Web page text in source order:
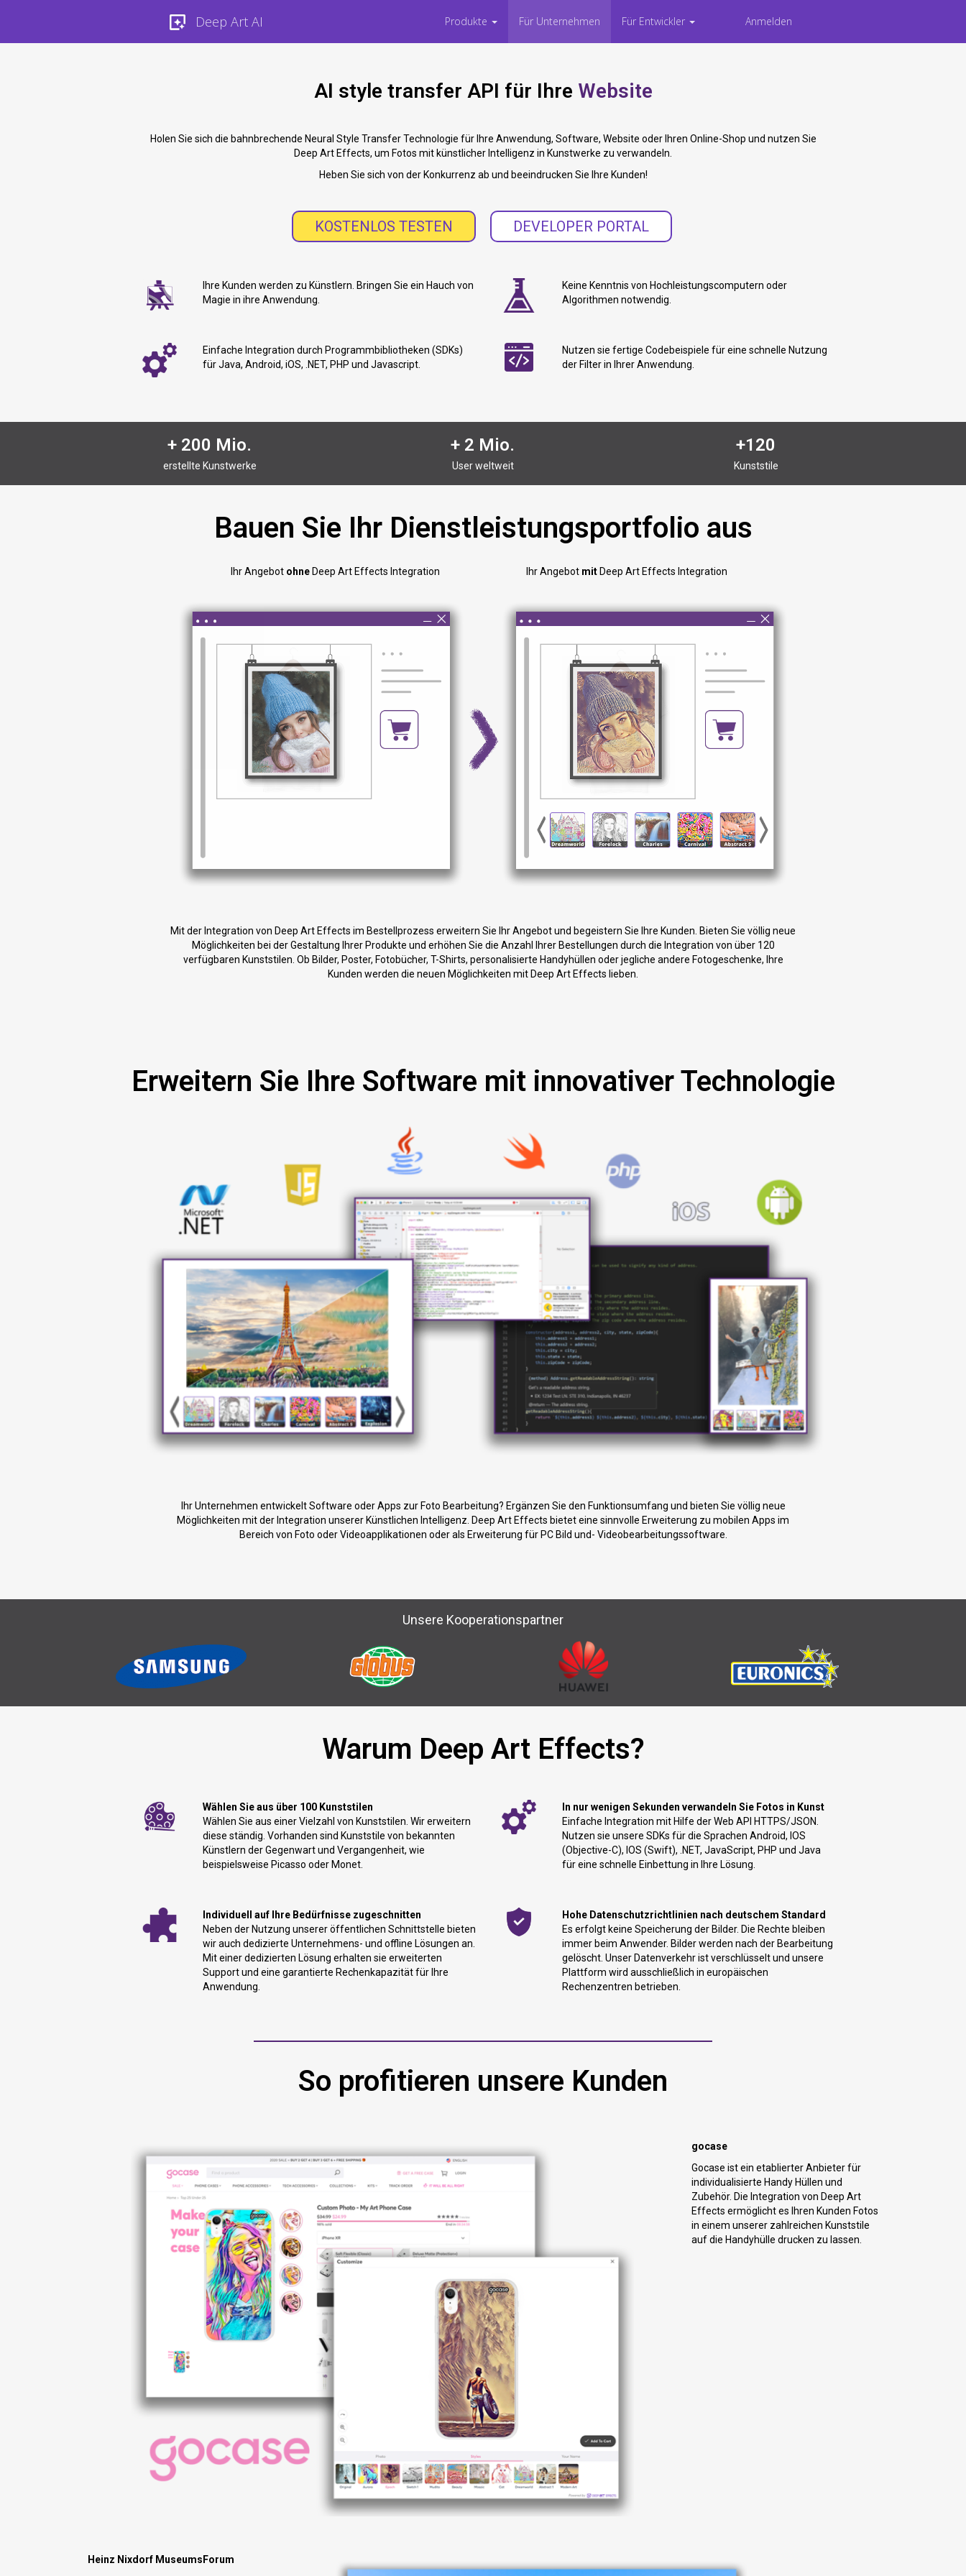
Deep Art AI Produkte Für Unternehmen Für Entwickler Anmelden
AI style transfer API für Ihre Website
Holen Sie sich die bahnbrechende Neural Style Transfer Technologie für Ihre Anwendung, Software, Website oder Ihren Online-Shop und nutzen Sie
Deep Art Effects, um Fotos mit künstlicher Intelligenz in Kunstwerke zu verwandeln.
Heben Sie sich von der Konkurrenz ab und beeindrucken Sie Ihre Kunden!
KOSTENLOS TESTEN DEVELOPER PORTAL
Ihre Kunden werden zu Künstlern. Bringen Sie ein Hauch von
Magie in ihre Anwendung.
Keine Kenntnis von Hochleistungscomputern oder
Algorithmen notwendig.
Einfache Integration durch Programmbibliotheken (SDKs)
für Java, Android, iOS, .NET, PHP und Javascript.
Nutzen sie fertige Codebeispiele für eine schnelle Nutzung
der Filter in Ihrer Anwendung.
+ 200 Mio.
erstellte Kunstwerke
+ 2 Mio.
User weltweit
+120
Kunststile
Bauen Sie Ihr Dienstleistungsportfolio aus
Ihr Angebot ohne Deep Art Effects Integration Ihr Angebot mit Deep Art Effects Integration
Mit der Integration von Deep Art Effects im Bestellprozess erweitern Sie Ihr Angebot und begeistern Sie Ihre Kunden. Bieten Sie völlig neue
Möglichkeiten bei der Gestaltung Ihrer Produkte und erhöhen Sie die Anzahl Ihrer Bestellungen durch die Integration von über 120
verfügbaren Kunststilen. Ob Bilder, Poster, Fotobücher, T-Shirts, personalisierte Handyhüllen oder jegliche andere Fotogeschenke, Ihre
Kunden werden die neuen Möglichkeiten mit Deep Art Effects lieben.
Erweitern Sie Ihre Software mit innovativer Technologie
Ihr Unternehmen entwickelt Software oder Apps zur Foto Bearbeitung? Ergänzen Sie den Funktionsumfang und bieten Sie völlig neue
Möglichkeiten mit der Integration unserer Künstlichen Intelligenz. Deep Art Effects bietet eine sinnvolle Erweiterung zu mobilen Apps im
Bereich von Foto oder Videoapplikationen oder als Erweiterung für PC Bild und- Videobearbeitungssoftware.
Unsere Kooperationspartner
Warum Deep Art Effects?
Wählen Sie aus über 100 Kunststilen
Wählen Sie aus einer Vielzahl von Kunststilen. Wir erweitern
diese ständig. Vorhanden sind Kunststile von bekannten
Künstlern der Gegenwart und Vergangenheit, wie
beispielsweise Picasso oder Monet.
In nur wenigen Sekunden verwandeln Sie Fotos in Kunst
Einfache Integration mit Hilfe der Web API HTTPS/JSON.
Nutzen sie unsere SDKs für die Sprachen Android, IOS
(Objective-C), IOS (Swift), .NET, JavaScript, PHP und Java
für eine schnelle Einbettung in Ihre Lösung.
Individuell auf Ihre Bedürfnisse zugeschnitten
Neben der Nutzung unserer öffentlichen Schnittstelle bieten
wir auch dedizierte Unternehmens- und offline Lösungen an.
Mit einer dedizierten Lösung erhalten sie erweiterten
Support und eine garantierte Rechenkapazität für Ihre
Anwendung.
Hohe Datenschutzrichtlinien nach deutschem Standard
Es erfolgt keine Speicherung der Bilder. Die Rechte bleiben
immer beim Anwender. Bilder werden nach der Bearbeitung
gelöscht. Unser Datenverkehr ist verschlüsselt und unsere
Plattform wird ausschließlich in europäischen
Rechenzentren betrieben.
So profitieren unsere Kunden
gocase
Gocase ist ein etablierter Anbieter für
individualisierte Handy Hüllen und
Zubehör. Die Integration von Deep Art
Effects ermöglicht es Ihren Kunden Fotos
in einem unserer zahlreichen Kunststile
auf die Handyhülle drucken zu lassen.
Heinz Nixdorf MuseumsForum